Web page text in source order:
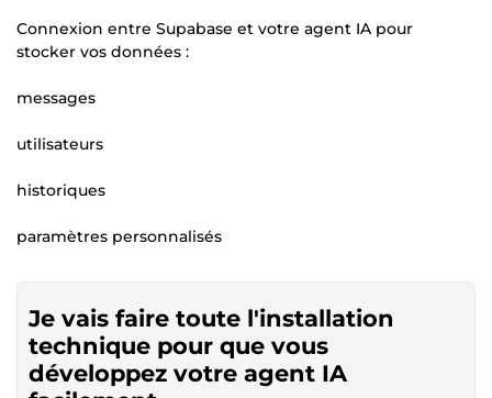
Connexion entre Supabase et votre agent IA pour
stocker vos données :
messages
utilisateurs
historiques
paramètres personnalisés
Je vais faire toute l'installation
technique pour que vous
développez votre agent IA